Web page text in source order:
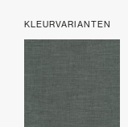
KLEURVARIANTEN